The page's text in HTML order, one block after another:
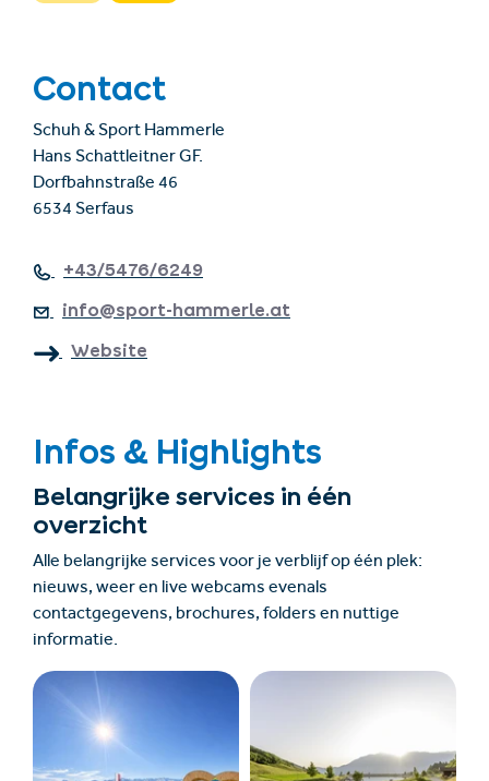
Contact
Schuh & Sport Hammerle
Hans Schattleitner GF.
Dorfbahnstraße 46
6534 Serfaus
+43/5476/6249
info@sport-hammerle.at
Website
Infos & Highlights
Belangrijke services in één
overzicht
Alle belangrijke services voor je verblijf op één plek:
nieuws, weer en live webcams evenals
contactgegevens, brochures, folders en nuttige
informatie.